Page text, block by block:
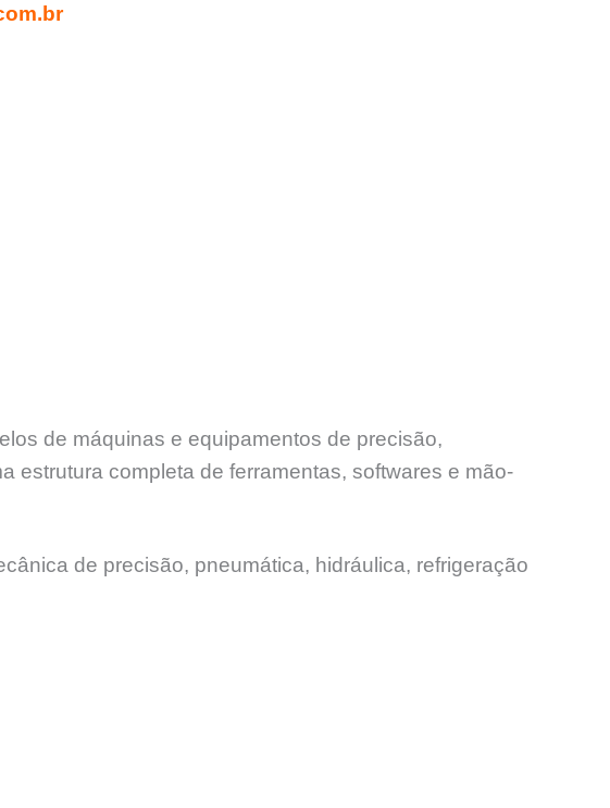
de máquinas e equipamentos de precisão,
estrutura completa de ferramentas, softwares e mão-
de precisão, pneumática, hidráulica, refrigeração